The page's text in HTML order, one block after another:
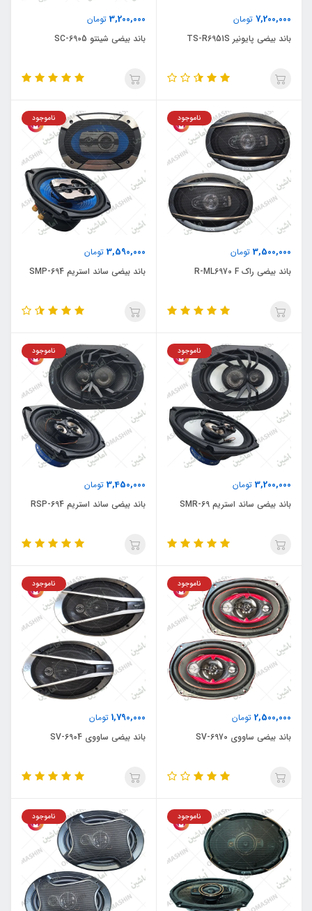
7,200,000 تومان
باند بیضی پایونیر TS-R6951S
3,200,000 تومان
باند بیضی شینتو SC-6905
3,500,000 تومان
ناموجود
باند بیضی راک R-ML6970 F
3,590,000 تومان
ناموجود
باند بیضی ساند استریم SMP-694
3,200,000 تومان
ناموجود
باند بیضی ساند استریم SMR-69
3,450,000 تومان
ناموجود
باند بیضی ساند استریم RSP-694
2,500,000 تومان
ناموجود
باند بیضی ساووی SV-6970
1,790,000 تومان
ناموجود
باند بیضی ساووی SV-6904
ناموجود ناموجود